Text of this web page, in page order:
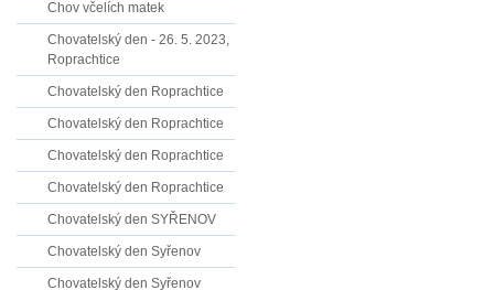
Chov včelích matek
Chovatelský den - 26. 5. 2023,
Roprachtice
Chovatelský den Roprachtice
Chovatelský den Roprachtice
Chovatelský den Roprachtice
Chovatelský den Roprachtice
Chovatelský den SYŘENOV
Chovatelský den Syřenov
Chovatelský den Syřenov